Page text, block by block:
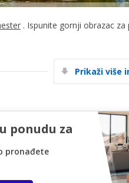
. Ispunite gornji obrazac
Prikaži više
ponudu za
pronađete